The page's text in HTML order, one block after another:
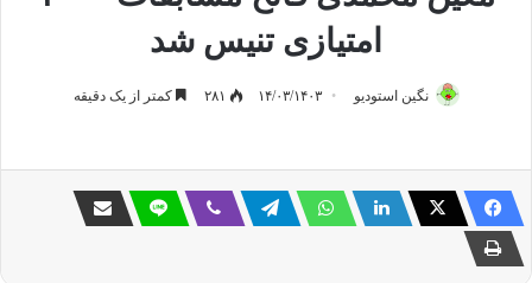
امتیازی تنیس شد
نگین استودیو ۱۴/۰۳/۱۴۰۳ ۲۸۱ کمتر از یک دقیقه